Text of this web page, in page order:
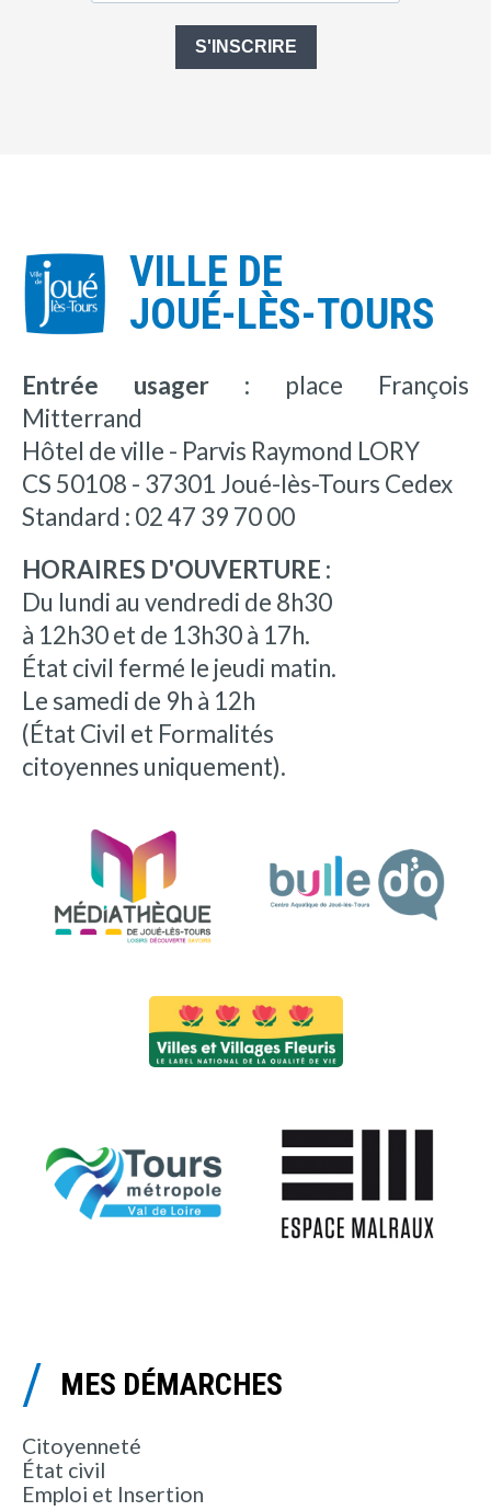
S'INSCRIRE
VILLE DE
JOUÉ-LÈS-TOURS
Entrée usager : place François
Mitterrand
Hôtel de ville - Parvis Raymond LORY
CS 50108 - 37301 Joué-lès-Tours Cedex
Standard : 02 47 39 70 00
HORAIRES D'OUVERTURE :
Du lundi au vendredi de 8h30
à 12h30 et de 13h30 à 17h.
État civil fermé le jeudi matin.
Le samedi de 9h à 12h
(État Civil et Formalités
citoyennes uniquement).
MES DÉMARCHES
Citoyenneté
État civil
Emploi et Insertion